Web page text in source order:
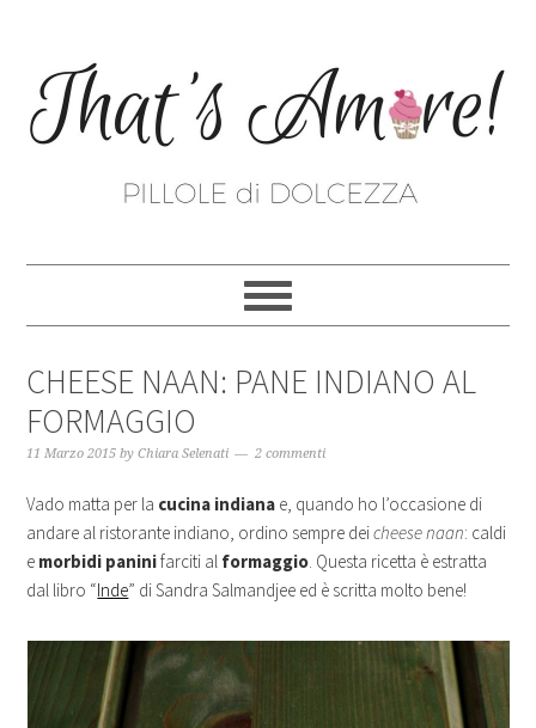
CHEESE NAAN: PANE INDIANO AL
FORMAGGIO
11 Marzo 2015 byChiara Selenati 2 commenti
Vado matta per la cucina indiana e, quando ho l’occasione di
andare al ristorante indiano, ordino sempre deicheese naan: caldi
e morbidi paninifarciti al formaggio. Questa ricetta è estratta
dal libro “Inde” di Sandra Salmandjee ed è scritta molto bene!